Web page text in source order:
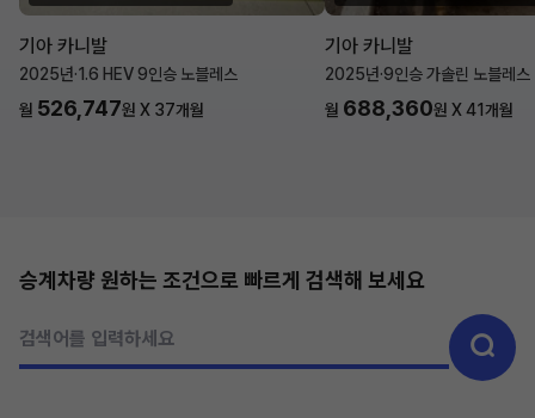
기아 카니발
2025년·1.6 HEV 9인승 노블레스
월 526,747원 X 37개월
기아 카니발
2025년·9인승 가솔린 노블레스
월 688,360원 X41개월
승계차량 원하는 조건으로 빠르게 검색해 보세요
검색어를 입력하세요